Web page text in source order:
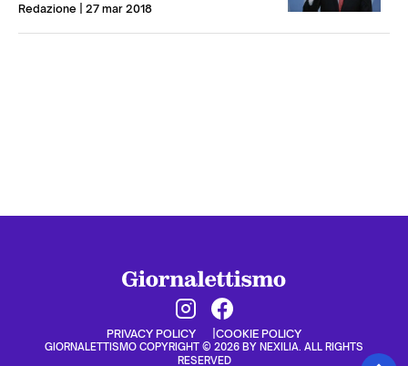
Redazione | 27 mar 2018
PRIVACY POLICY COOKIE POLICY
GIORNALETTISMO COPYRIGHT © 2026 BY NEXILIA. ALL RIGHTS
RESERVED